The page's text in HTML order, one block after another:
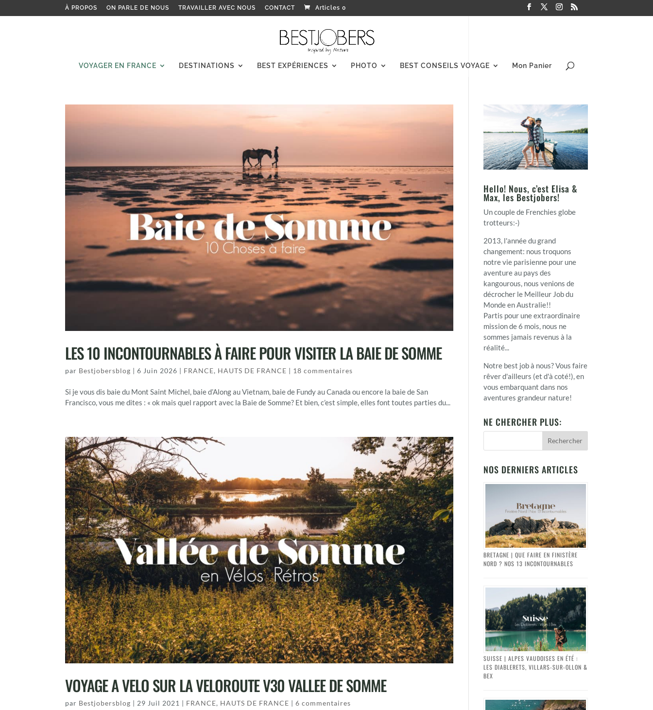
À PROPOS ON PARLE DE NOUS TRAVAILLER AVEC NOUS CONTACT Articles 0
VOYAGER EN FRANCE DESTINATIONS BEST EXPÉRIENCES PHOTO BEST CONSEILS VOYAGE Mon Panier
LES 10 INCONTOURNABLES À FAIRE POUR VISITER LA BAIE DE SOMME
par Bestjobersblog |6 Juin 2026 | FRANCE, HAUTS DE FRANCE | 18 commentaires
Si je vous dis baie du Mont Saint Michel, baie d’Along au Vietnam, baie de Fundy au Canada ou encore la baie de San
Francisco, vous me dites : « ok mais quel rapport avec la Baie de Somme? Et bien, c’est simple, elles font toutes parties du...
VOYAGE A VELO SUR LA VELOROUTE V30 VALLEE DE SOMME
par Bestjobersblog | 29 Juil 2021 | FRANCE, HAUTS DE FRANCE |6 commentaires
Hello! Nous, c’est Elisa &
Max, les Bestjobers!
Un couple de Frenchies globe
trotteurs:-)
2013, l'année du grand
changement: nous troquons
notre vie parisienne pour une
aventure au pays des
kangourous, nous venions de
décrocher le Meilleur Job du
Monde en Australie!!
Partis pour une extraordinaire
mission de 6 mois, nous ne
sommes jamais revenus à la
réalité...
Notre best job à nous? Vous faire
rêver d'ailleurs (et d'à coté!), en
vous embarquant dans nos
aventures grandeur nature!
NE CHERCHER PLUS:
NOS DERNIERS ARTICLES
BRETAGNE | QUE FAIRE EN FINISTÈRE
NORD ? NOS 13 INCONTOURNABLES
SUISSE | ALPES VAUDOISES EN ÉTÉ :
LES DIABLERETS, VILLARS-SUR-OLLON &
BEX